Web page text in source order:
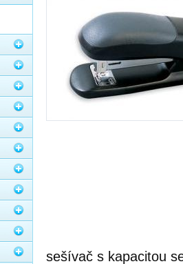
sešívač s kapacitou